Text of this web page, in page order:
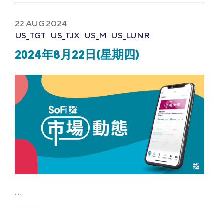
22 AUG 2024
US_TGT US_TJX US_M US_LUNR
2024年8月22日(星期四)
…